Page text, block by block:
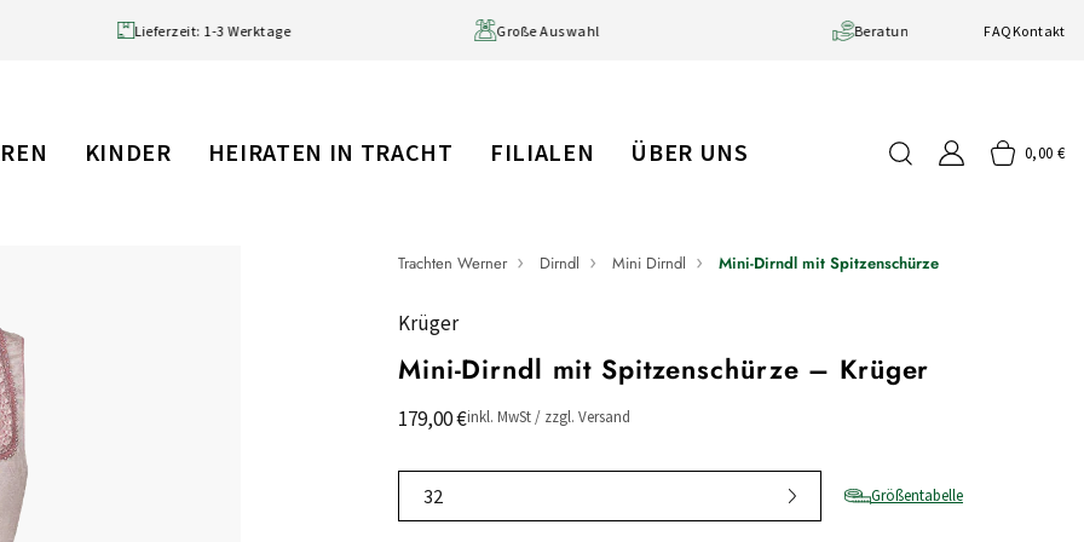
€ (DE) Lieferzeit: 1-3 Werktage Große Auswahl Beratung vor Ort
FAQ Kontakt
KINDER HEIRATEN IN TRACHT FILIALEN ÜBER UNS 0,00 €
Trachten Werner Dirndl Mini Dirndl Mini-Dirndl mit Spitzenschürze
Krüger
Mini-Dirndl mit Spitzenschürze – Krüger
179,00 €inkl. MwSt / zzgl. Versand
Größentabelle
32